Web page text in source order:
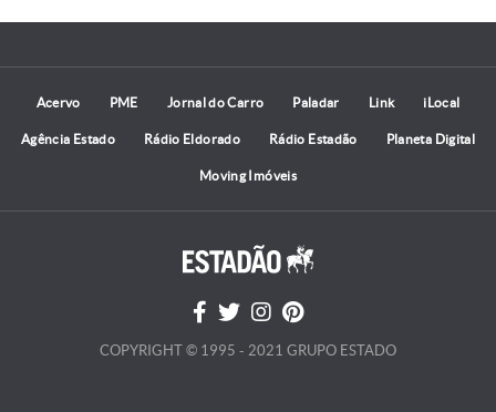
Acervo PME Jornal do Carro Paladar Link iLocal
Agência Estado Rádio Eldorado Rádio Estadão Planeta Digital
Moving Imóveis
COPYRIGHT © 1995 - 2021 GRUPO ESTADO